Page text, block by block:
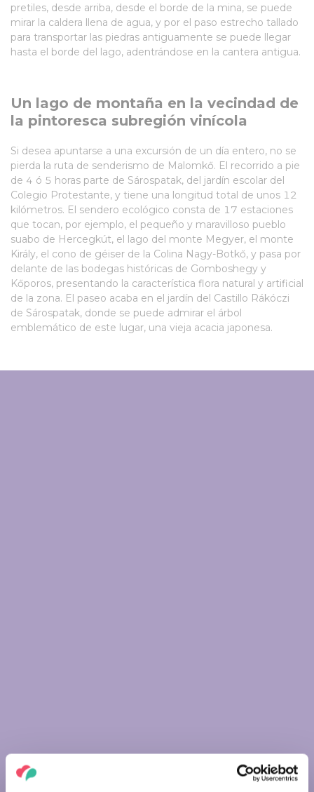
pretiles, desde arriba, desde el borde de la mina, se puede
mirar la caldera llena de agua, y por el paso estrecho tallado
para transportar las piedras antiguamente se puede llegar
hasta el borde del lago, adentrándose en la cantera antigua.
Un lago de montaña en la vecindad de
la pintoresca subregión vinícola
Si desea apuntarse a una excursión de un día entero, no se
pierda la ruta de senderismo de Malomkő. El recorrido a pie
de 4 ó 5 horas parte de Sárospatak, del jardín escolar del
Colegio Protestante, y tiene una longitud total de unos 12
kilómetros. El sendero ecológico consta de 17 estaciones
que tocan, por ejemplo, el pequeño y maravilloso pueblo
suabo de Hercegkút, el lago del monte Megyer, el monte
Király, el cono de géiser de la Colina Nagy-Botkő, y pasa por
delante de las bodegas históricas de Gomboshegy y
Kőporos, presentando la característica flora natural y artificial
de la zona. El paseo acaba en el jardín del Castillo Rákóczi
de Sárospatak, donde se puede admirar el árbol
emblemático de este lugar, una vieja acacia japonesa.
WONDERS OF HUNGARY: TARN OF MEGYER-